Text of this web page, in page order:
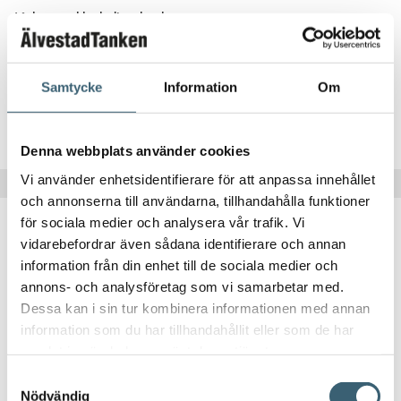
Samtycke Information Om
Denna webbplats använder cookies
Vi använder enhetsidentifierare för att anpassa innehållet
och annonserna till användarna, tillhandahålla funktioner
för sociala medier och analysera vår trafik. Vi
vidarebefordrar även sådana identifierare och annan
information från din enhet till de sociala medier och
annons- och analysföretag som vi samarbetar med.
Dessa kan i sin tur kombinera informationen med annan
information som du har tillhandahållit eller som de har
Nödvändig
Låsbart tanklock dieseltankar
1 190kr